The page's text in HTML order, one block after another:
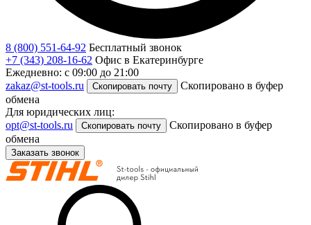
8 (800) 551-64-92 Бесплатный звонок
+7 (343) 208-16-62 Офис в Екатеринбурге
Ежедневно: с 09:00 до 21:00
zakaz@st-tools.ru
Скопировать почту
Скопировано в буфер
обмена
Для юридических лиц:
opt@st-tools.ru
Скопировать почту
Скопировано в буфер
обмена
Заказать звонок